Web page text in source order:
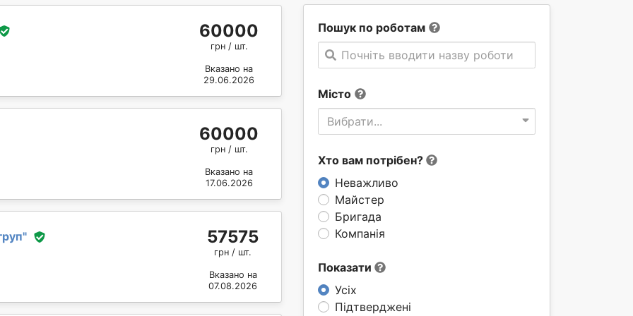
Пошук по роботам
Почніть вводити назву роботи
Місто
Вибрати...
Хто вам потрібен?
Неважливо
Майстер
Бригада
Компанія
Показати
Усіх
Підтверджені
60000
грн / шт.
Вказано на
29.06.2026
60000
грн / шт.
Вказано на
17.06.2026
" 57575
грн / шт.
Вказано на
07.08.2026